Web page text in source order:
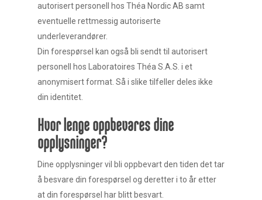
autorisert personell hos Théa Nordic AB samt
eventuelle rettmessig autoriserte
underleverandører.
Din forespørsel kan også bli sendt til autorisert
personell hos Laboratoires Théa S.A.S. i et
anonymisert format. Så i slike tilfeller deles ikke
din identitet.
Hvor lenge oppbevares dine
opplysninger?
Dine opplysninger vil bli oppbevart den tiden det tar
å besvare din forespørsel og deretter i to år etter
at din forespørsel har blitt besvart.